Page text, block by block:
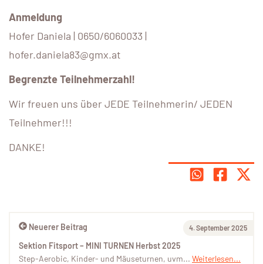
Anmeldung
Hofer Daniela | 0650/6060033 |
hofer.daniela83@gmx.at
Begrenzte Teilnehmerzahl!
Wir freuen uns über JEDE Teilnehmerin/ JEDEN
Teilnehmer!!!
DANKE!
Neuerer Beitrag 4. September 2025
Sektion Fitsport – MINI TURNEN Herbst 2025
Step-Aerobic, Kinder- und Mäuseturnen, uvm... Weiterlesen...